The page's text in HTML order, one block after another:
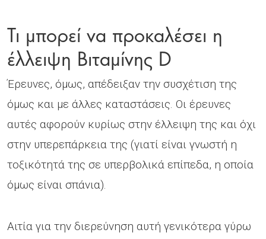
Τι μπορεί να προκαλέσει η
έλλειψη Βιταμίνης D
Έρευνες, όμως, απέδειξαν την συσχέτιση της
όμως και με άλλες καταστάσεις. Οι έρευνες
αυτές αφορούν κυρίως στην έλλειψη της και όχι
στην υπερεπάρκεια της (γιατί είναι γνωστή η
τοξικότητά της σε υπερβολικά επίπεδα, η οποία
όμως είναι σπάνια).
Αιτία για την διερεύνηση αυτή γενικότερα γύρω